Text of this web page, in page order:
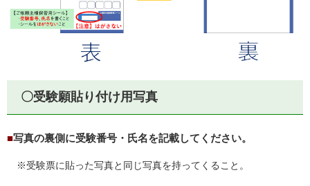
〇受験願貼り付け用写真
■写真の裏側に受験番号・氏名を記載してください。
※受験票に貼った写真と同じ写真を持ってくること。